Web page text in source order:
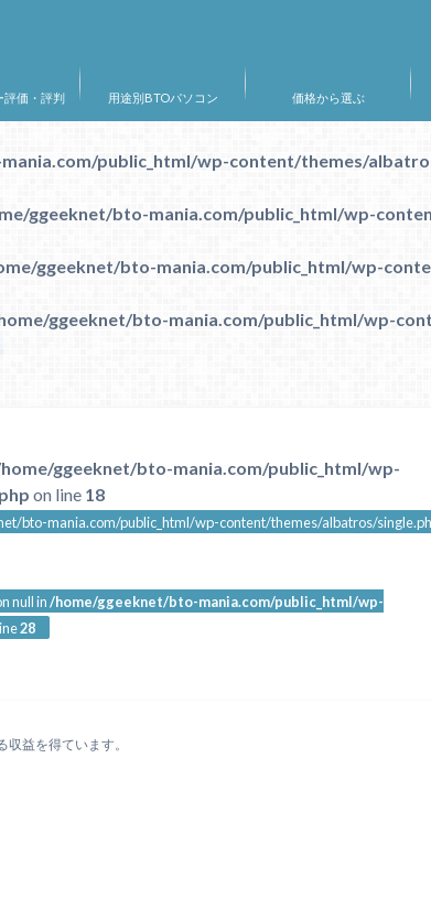
評価・評判 用途別BTOパソコン 価格から選ぶ
public_html/wp-content/themes/
ggeeknet/bto-mania.com/public_html/wp-
ggeeknet/bto-mania.com/public_html/wp-
ggeeknet/bto-mania.com/public_html/wp-
ggeeknet/bto-mania.com/public_html/wp-
on line 18
bto-mania.com/public_html/wp-content/themes/albatros/
null in /home/ggeeknet/bto-mania.com/public_html/wp-
28
益を得ています。